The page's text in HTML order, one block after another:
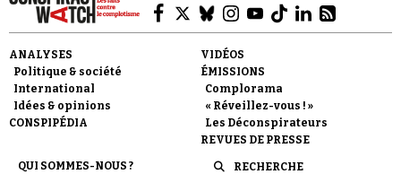
ANALYSES
Politique & société
International
Idées & opinions
CONSPIPÉDIA
VIDÉOS
ÉMISSIONS
Complorama
« Réveillez-vous ! »
Les Déconspirateurs
REVUES DE PRESSE
QUI SOMMES-NOUS ?
RECHERCHE